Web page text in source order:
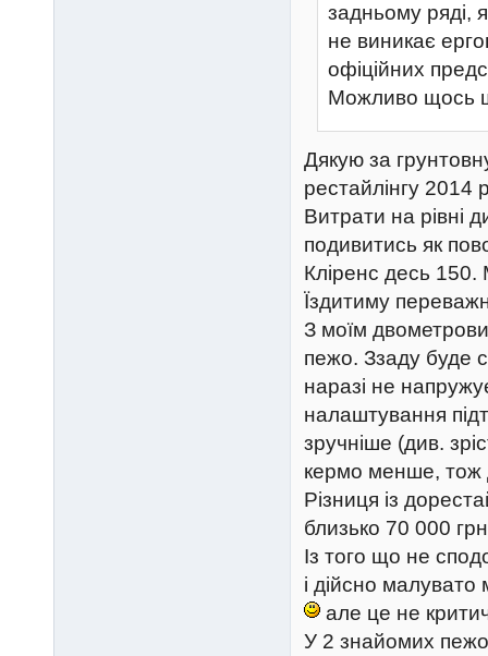
задньому ряді,
не виникає
офіційних
Можливо щось
Дякую за
рестайлінгу 2014
Витрати на рівні
подивитись як
Кліренс десь
Їздитиму
З моїм
пежо. Ззаду буде
наразі не
налаштування
зручніше (див.
кермо менше, тож
Різниця із
близько 70 000
Із того що не
і дійсно малувато
але це не
У 2 знайомих